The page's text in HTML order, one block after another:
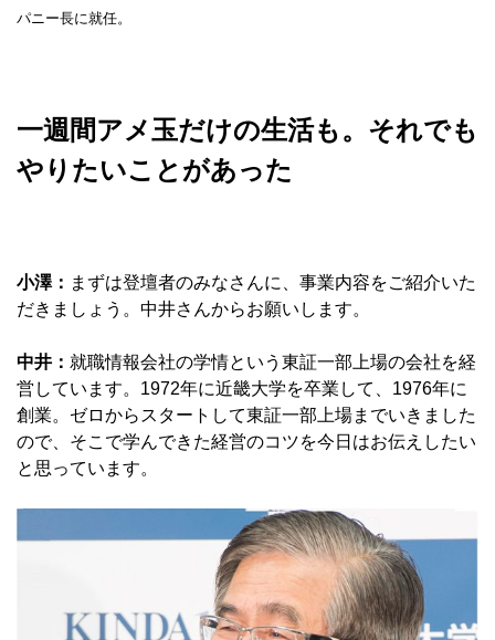
パニー長に就任。
一週間アメ玉だけの生活も。それでも
やりたいことがあった
小澤： まずは登壇者のみなさんに、事業内容をご紹介いた
だきましょう。中井さんからお願いします。
中井： 就職情報会社の学情という東証一部上場の会社を経
営しています。1972年に近畿大学を卒業して、1976年に
創業。ゼロからスタートして東証一部上場までいきました
ので、そこで学んできた経営のコツを今日はお伝えしたい
と思っています。